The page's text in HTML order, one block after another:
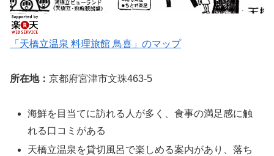
「天橋立温泉 料理旅館 鳥喜」のマップ
所在地： 京都府宮津市文珠463-5
海鮮を目当てに訪れる人が多く、食事の満足感に触
れる口コミがある
天橋立温泉を貸切風呂で楽しめる案内があり、落ち